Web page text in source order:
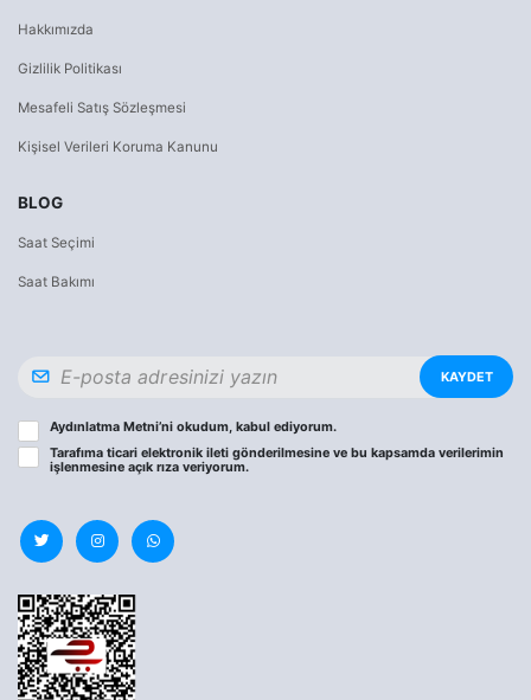
Hakkımızda
Gizlilik Politikası
Mesafeli Satış Sözleşmesi
Kişisel Verileri Koruma Kanunu
BLOG
Saat Seçimi
Saat Bakımı
KAYDET
Aydınlatma Metni’ni okudum, kabul ediyorum.
Tarafıma ticari elektronik ileti gönderilmesine ve bu kapsamda verilerimin
işlenmesine açık rıza veriyorum.